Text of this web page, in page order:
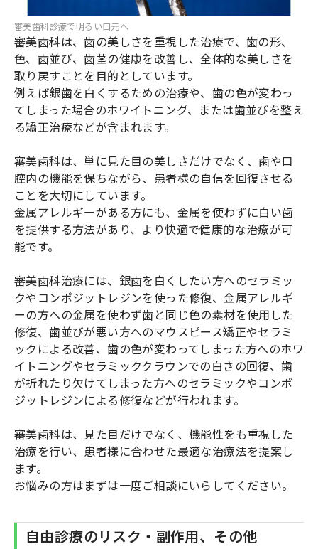
審美歯科診療で明るい口元へ
審美歯科は、歯の美しさを重視した治療で、歯の形、
色、歯並び、歯茎の健康を改善し、全体的な美しさを
取り戻すことを目的としています。
例えば銀歯を白くするための治療や、歯の色が変わっ
てしまった場合のホワイトニング、または歯並びを整え
る矯正治療などが含まれます。
審美歯科は、単に見た目の美しさだけでなく、歯や口
腔内の機能を保ちながら、患者様の自信を回復させる
ことを大切にしています。
金属アレルギーがある方にも、金属を使わずに白い歯
を提供する方法があり、より快適で健康的な治療が可
能です。
審美歯科治療には、銀歯を白くしたい方へのセラミッ
クやコンポジットレジンを使った修復、金属アレルギ
ーの方への金属を使わず歯と同じ色の素材を使用した
修復、歯並びが悪い方へのマウスピース矯正やセラミ
ックによる改善、歯の色が変わってしまった方へのホワ
イトニングやセラミッククラウンでの白さの回復、歯
が折れたり欠けてしまった方へのセラミックやコンポ
ジットレジンによる修復などが行われます。
審美歯科は、見た目だけでなく、機能性をも重視した
治療を行い、患者様に合わせた最適な治療法を提案し
ます。
お悩みの方はまずは一度ご相談にいらしてください。
自由診療のリスク・副作用、その他